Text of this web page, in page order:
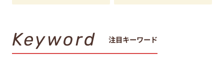
Keyword 注目キーワード